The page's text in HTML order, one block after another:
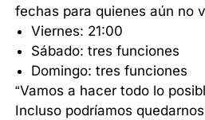
fechas para quienes aún no
Viernes: 21:00
Sábado: tres funciones
Domingo: tres funciones
“Vamos a hacer todo lo
Incluso podríamos